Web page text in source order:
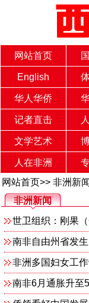
网站首页
English
华人华侨
记者直击
文学艺术
人在非洲
网站首页>> 非洲新闻
非洲新闻
世卫组织：刚果
南非自由州省发
非洲多国妇女工
南非6月通胀升至